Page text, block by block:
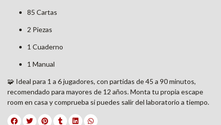
85 Cartas
2 Piezas
1 Cuaderno
1 Manual
🧩 Ideal para 1 a 6 jugadores, con partidas de 45 a 90 minutos,
recomendado para mayores de 12 años. Monta tu propia escape
room en casa y comprueba si puedes salir del laboratorio a tiempo.